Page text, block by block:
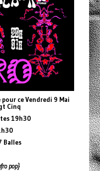
ce Vendredi 9 Mai
Cinq
19h30
Balles
pop}